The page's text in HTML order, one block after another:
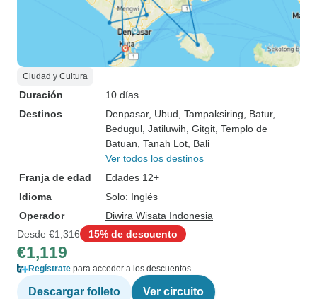
Ciudad y Cultura
Duración
10 días
Destinos
Denpasar, Ubud , Tampaksiring , Batur,
Bedugul , Jatiluwih , Gitgit , Templo de
Batuan , Tanah Lot , Bali
Ver todos los destinos
Franja de edad
Edades 12+
Idioma
Solo: Inglés
Operador
Diwira Wisata Indonesia
Desde €1,316 15% de descuento
€1,119
Regístrate para acceder a los descuentos
Descargar folleto Ver circuito